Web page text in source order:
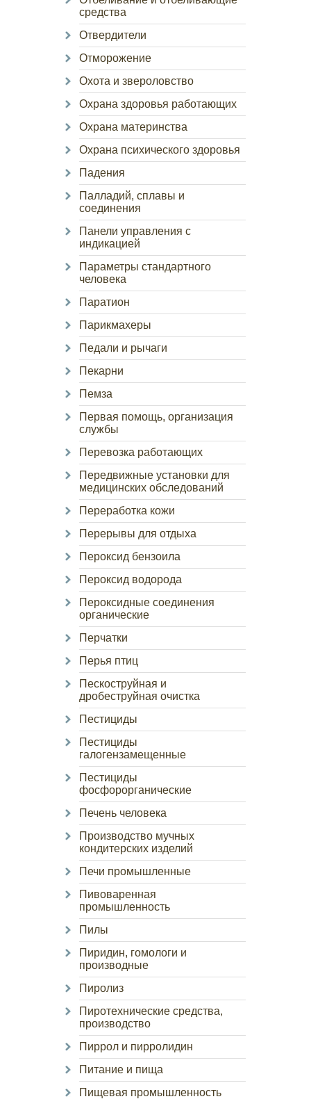
средства
Отвердители
Отморожение
Охота и звероловство
Охрана здоровья работающих
Охрана материнства
Охрана психического здоровья
Падения
Палладий, сплавы и
соединения
Панели управления с
индикацией
Параметры стандартного
человека
Паратион
Парикмахеры
Педали и рычаги
Пекарни
Пемза
Первая помощь, организация
службы
Перевозка работающих
Передвижные установки для
медицинских обследований
Переработка кожи
Перерывы для отдыха
Пероксид бензоила
Пероксид водорода
Пероксидные соединения
органические
Перчатки
Перья птиц
Пескоструйная и
дробеструйная очистка
Пестициды
Пестициды
галогензамещенные
Пестициды
фосфорорганические
Печень человека
Производство мучных
кондитерских изделий
Печи промышленные
Пивоваренная
промышленность
Пилы
Пиридин, гомологи и
производные
Пиролиз
Пиротехнические средства,
производство
Пиррол и пирролидин
Питание и пища
Пищевая промышленность